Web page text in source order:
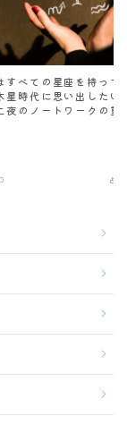
すべての星座を持って
星時代に思い出したい
夜のノートワークの重
占